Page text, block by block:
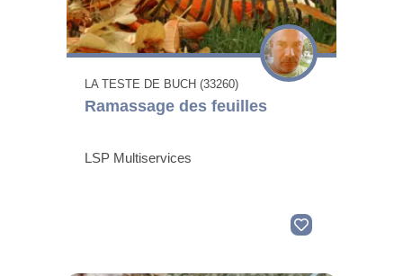
LA TESTE DE BUCH (33260)
Ramassage des feuilles
LSP Multiservices